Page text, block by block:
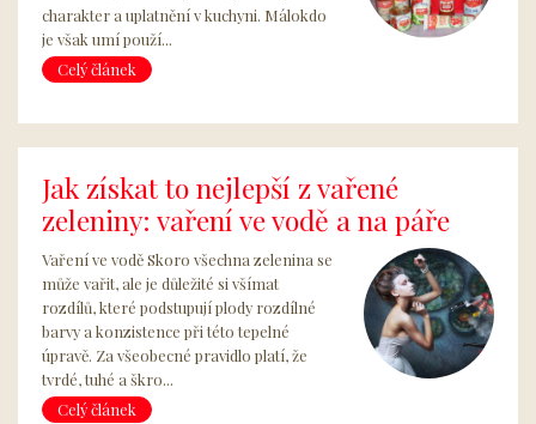
charakter a uplatnění v kuchyni. Málokdo
je však umí použí...
Celý článek
Jak získat to nejlepší z vařené
zeleniny: vaření ve vodě a na páře
Vaření ve vodě Skoro všechna zelenina se
může vařit, ale je důležité si všímat
rozdílů, které podstupují plody rozdílné
barvy a konzistence při této tepelné
úpravě. Za všeobecné pravidlo platí, že
tvrdé, tuhé a škro...
Celý článek